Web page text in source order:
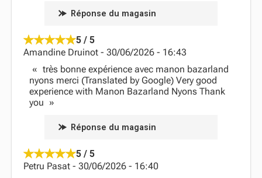
Réponse du magasin
5 / 5
Amandine Druinot - 30/06/2026 - 16:43
très bonne expérience avec manon bazarland
nyons merci (Translated by Google) Very good
experience with Manon Bazarland Nyons Thank
you
Réponse du magasin
5 / 5
Petru Pasat - 30/06/2026 - 16:40